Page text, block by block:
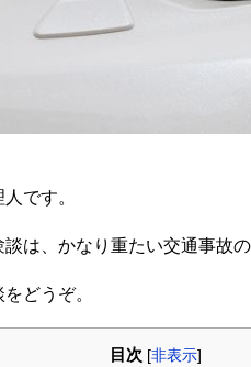
です。
は、かなり重たい交通事故の
どうぞ。
目次 [非表示]